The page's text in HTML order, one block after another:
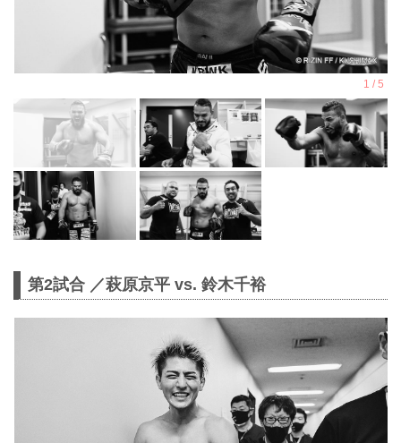
第2試合 ／萩原京平 vs. 鈴木千裕